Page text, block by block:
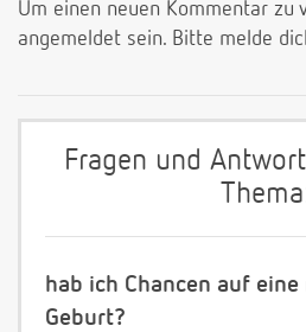
Um einen neuen Kommentar zu
angemeldet sein. Bitte melde
Fragen und
hab ich Chancen auf eine
Geburt?